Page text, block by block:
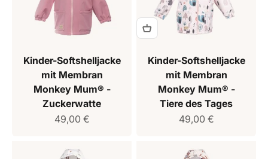
Kinder-Softshelljacke
mit Membran
Monkey Mum® -
Zuckerwatte
Verkaufspreis
49,00 €
Kinder-Softshelljacke
mit Membran
Monkey Mum® -
Tiere des Tages
Verkaufspreis
49,00 €